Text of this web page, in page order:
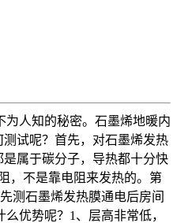
为人知的秘密。石墨烯地暖内
试呢？首先，对石墨烯发热
属于碳分子，导热都十分快
，不是靠电阻来发热的。第
测石墨烯发热膜通电后房间
优势呢？1、层高非常低，